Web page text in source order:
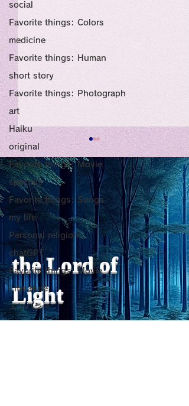
social
Favorite things: Colors
medicine
Favorite things: Human
short story
Favorite things: Photograph
art
Haiku
original
Favorite things: Movie
specials
Favorite things: Songs
my life
Personal religion
chatGPT
Favorite things: Movie
Literature
エンパシー
Title: Death Affirmation
as a Generator of
Mental Vitality
AbstractThis paper argues
that “death affirmation” is
fundamentally different
from the classical
psychological concept of
“death acceptance.”
Death acceptance tends
to function as an entropic
leveling
the Lord of
Light